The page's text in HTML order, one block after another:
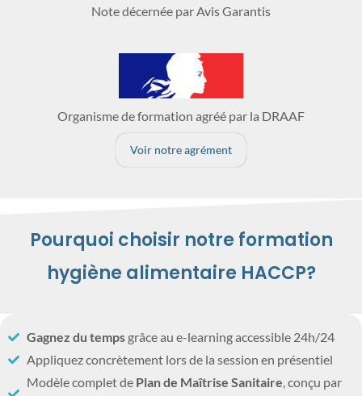
Note décernée par Avis Garantis
Organisme de formation agréé par la DRAAF
Voir notre agrément
Pourquoi choisir notre formation
hygiène alimentaire HACCP?
Gagnez du tempsgrâce au e-learning accessible 24h/24
Appliquez concrètement lors de la session en présentiel
Modèle complet de Plan de Maîtrise Sanitaire, conçu par